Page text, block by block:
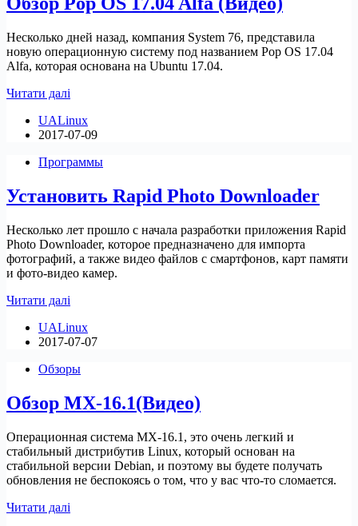
Несколько дней назад, компания System 76, представила
новую операционную систему под названием Pop OS 17.04
Alfa, которая основана на Ubuntu 17.04.
Читати далі
OS
17.04
(Видео)
UALinux
2017-07-09
Программы
Установить Rapid Photo Downloader
Несколько лет прошло с начала разработки приложения Rapid
Photo Downloader, которое предназначено для импорта
фотографий, а также видео файлов с смартфонов, карт памяти
и фото-видео камер.
Читати далі
Photo
Downloader
UALinux
2017-07-07
Обзоры
Обзор MX-16.1(Видео)
Операционная система MX-16.1, это очень легкий и
стабильный дистрибутив Linux, который основан на
стабильной версии Debian, и поэтому вы будете получать
обновления не беспокоясь о том, что у вас что-то сломается.
Читати далі